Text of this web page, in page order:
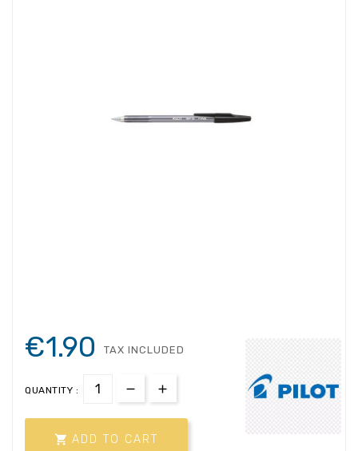
€1.90 TAX INCLUDED
QUANTITY :
 ADD TO CART